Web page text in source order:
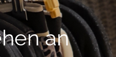
hen an